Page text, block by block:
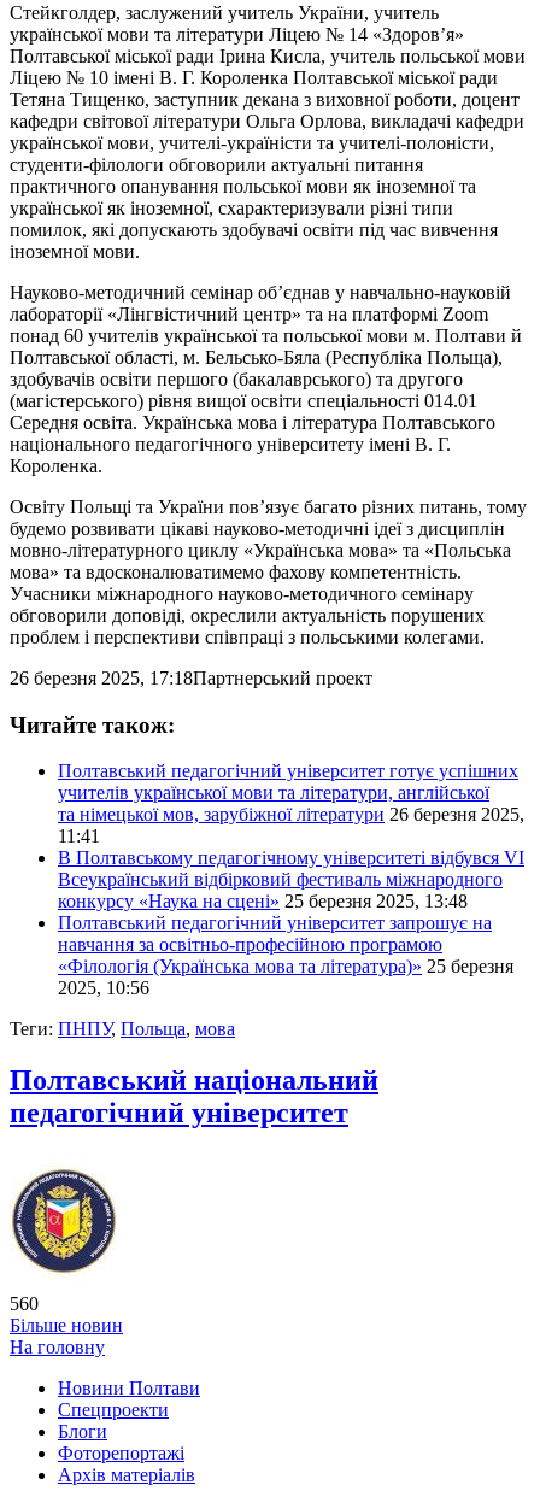
Стейкголдер, заслужений учитель України, учитель
української мови та літератури Ліцею № 14 «Здоров’я»
Полтавської міської ради Ірина Кисла, учитель польської мови
Ліцею № 10 імені В. Г. Короленка Полтавської міської ради
Тетяна Тищенко, заступник декана з виховної роботи, доцент
кафедри світової літератури Ольга Орлова, викладачі кафедри
української мови, учителі-україністи та учителі-полоністи,
студенти-філологи обговорили актуальні питання
практичного опанування польської мови як іноземної та
української як іноземної, схарактеризували різні типи
помилок, які допускають здобувачі освіти під час вивчення
іноземної мови.
Науково-методичний семінар об’єднав у навчально-науковій
лабораторії «Лінгвістичний центр» та на платформі Zoom
понад 60 учителів української та польської мови м. Полтави й
Полтавської області, м. Бельсько-Бяла (Республіка Польща),
здобувачів освіти першого (бакалаврського) та другого
(магістерського) рівня вищої освіти спеціальності 014.01
Середня освіта. Українська мова і література Полтавського
національного педагогічного університету імені В. Г.
Короленка.
Освіту Польщі та України пов’язує багато різних питань, тому
будемо розвивати цікаві науково-методичні ідеї з дисциплін
мовно-літературного циклу «Українська мова» та «Польська
мова» та вдосконалюватимемо фахову компетентність.
Учасники міжнародного науково-методичного семінару
обговорили доповіді, окреслили актуальність порушених
проблем і перспективи співпраці з польськими колегами.
26 березня 2025, 17:18Партнерський проект
Читайте також:
Полтавський педагогічний університет готує успішних
учителів української мови та літератури, англійської
та німецької мов, зарубіжної літератури 26 березня 2025,
11:41
В Полтавському педагогічному університеті відбувся VI
Всеукраїнський відбірковий фестиваль міжнародного
конкурсу «Наука на сцені» 25 березня 2025, 13:48
Полтавський педагогічний університет запрошує на
навчання за освітньо-професійною програмою
«Філологія (Українська мова та література)» 25 березня
2025, 10:56
Теги: ПНПУ, Польща, мова
Полтавський національний
педагогічний університет
560
Більше новин
На головну
Новини Полтави
Спецпроекти
Блоги
Фоторепортажі
Архів матеріалів